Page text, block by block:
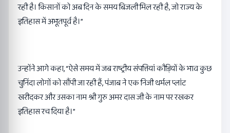
रही है। किसानों को अब दिन के समय बिजली मिल रही है, जो राज्य के
इतिहास में अभूतपूर्व है।”
उन्होंने आगे कहा, “ऐसे समय में जब राष्ट्रीय संपत्तियां कौड़ियों के भाव कुछ
चुनिंदा लोगों को सौंपी जा रही हैं, पंजाब ने एक निजी थर्मल प्लांट
खरीदकर और उसका नाम श्री गुरु अमर दास जी के नाम पर रखकर
इतिहास रच दिया है।”